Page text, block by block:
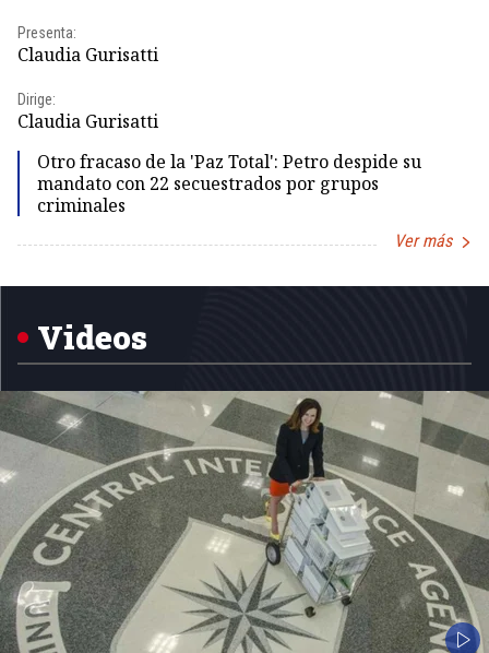
Presenta:
Claudia Gurisatti
Dirige:
Claudia Gurisatti
Otro fracaso de la 'Paz Total': Petro despide su
mandato con 22 secuestrados por grupos
criminales
Ver más
Videos